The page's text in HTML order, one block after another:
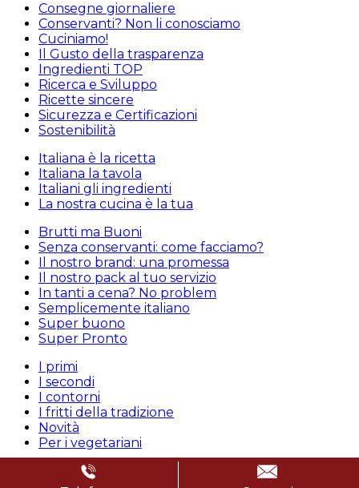
Consegne giornaliere
Conservanti? Non li conosciamo
Cuciniamo!
Il Gusto della trasparenza
Ingredienti TOP
Ricerca e Sviluppo
Ricette sincere
Sicurezza e Certificazioni
Sostenibilità
Italiana è la ricetta
Italiana la tavola
Italiani gli ingredienti
La nostra cucina è la tua
Brutti ma Buoni
Senza conservanti: come facciamo?
Il nostro brand: una promessa
Il nostro pack al tuo servizio
In tanti a cena? No problem
Semplicemente italiano
Super buono
Super Pronto
I primi
I secondi
I contorni
I fritti della tradizione
Novità
Per i vegetariani